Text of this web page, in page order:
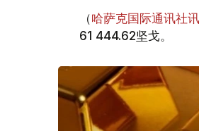
（哈萨克国际通讯社讯
61 444.62坚戈。